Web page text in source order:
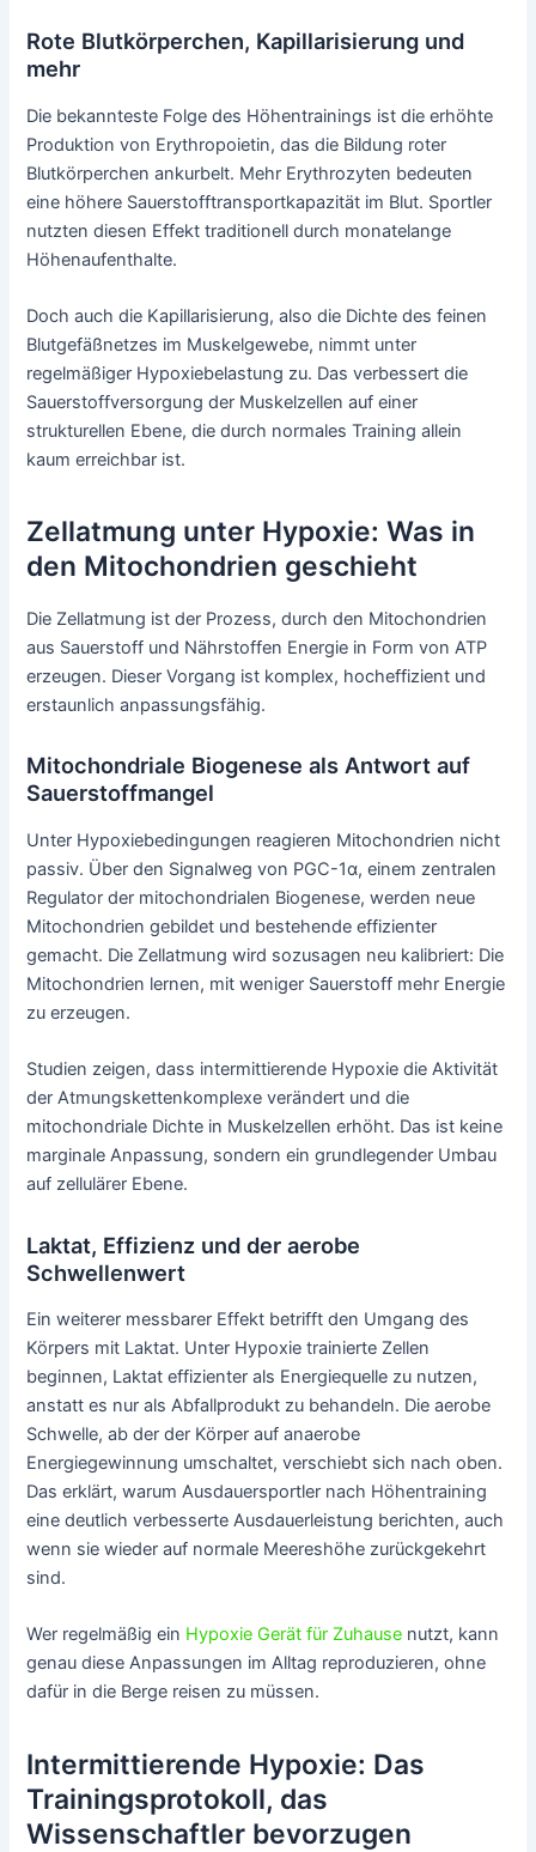
Rote Blutkörperchen, Kapillarisierung und
mehr
Die bekannteste Folge des Höhentrainings ist die erhöhte
Produktion von Erythropoietin, das die Bildung roter
Blutkörperchen ankurbelt. Mehr Erythrozyten bedeuten
eine höhere Sauerstofftransportkapazität im Blut. Sportler
nutzten diesen Effekt traditionell durch monatelange
Höhenaufenthalte.
Doch auch die Kapillarisierung, also die Dichte des feinen
Blutgefäßnetzes im Muskelgewebe, nimmt unter
regelmäßiger Hypoxiebelastung zu. Das verbessert die
Sauerstoffversorgung der Muskelzellen auf einer
strukturellen Ebene, die durch normales Training allein
kaum erreichbar ist.
Zellatmung unter Hypoxie: Was in
den Mitochondrien geschieht
Die Zellatmung ist der Prozess, durch den Mitochondrien
aus Sauerstoff und Nährstoffen Energie in Form von ATP
erzeugen. Dieser Vorgang ist komplex, hocheffizient und
erstaunlich anpassungsfähig.
Mitochondriale Biogenese als Antwort auf
Sauerstoffmangel
Unter Hypoxiebedingungen reagieren Mitochondrien nicht
passiv. Über den Signalweg von PGC-1α, einem zentralen
Regulator der mitochondrialen Biogenese, werden neue
Mitochondrien gebildet und bestehende effizienter
gemacht. Die Zellatmung wird sozusagen neu kalibriert: Die
Mitochondrien lernen, mit weniger Sauerstoff mehr Energie
zu erzeugen.
Studien zeigen, dass intermittierende Hypoxie die Aktivität
der Atmungskettenkomplexe verändert und die
mitochondriale Dichte in Muskelzellen erhöht. Das ist keine
marginale Anpassung, sondern ein grundlegender Umbau
auf zellulärer Ebene.
Laktat, Effizienz und der aerobe
Schwellenwert
Ein weiterer messbarer Effekt betrifft den Umgang des
Körpers mit Laktat. Unter Hypoxie trainierte Zellen
beginnen, Laktat effizienter als Energiequelle zu nutzen,
anstatt es nur als Abfallprodukt zu behandeln. Die aerobe
Schwelle, ab der der Körper auf anaerobe
Energiegewinnung umschaltet, verschiebt sich nach oben.
Das erklärt, warum Ausdauersportler nach Höhentraining
eine deutlich verbesserte Ausdauerleistung berichten, auch
wenn sie wieder auf normale Meereshöhe zurückgekehrt
sind.
Wer regelmäßig ein Hypoxie Gerät für Zuhause nutzt, kann
genau diese Anpassungen im Alltag reproduzieren, ohne
dafür in die Berge reisen zu müssen.
Intermittierende Hypoxie: Das
Trainingsprotokoll, das
Wissenschaftler bevorzugen